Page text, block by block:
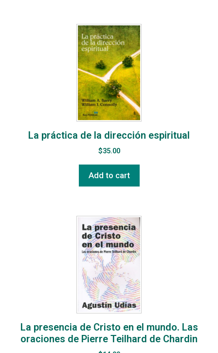
La práctica de la dirección espiritual
$35.00
Add to cart
La presencia de Cristo en el mundo. Las
oraciones de Pierre Teilhard de Chardin